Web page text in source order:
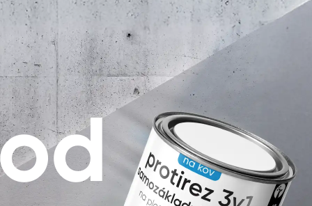
CZ
EN
Dekor
Profi
Pta